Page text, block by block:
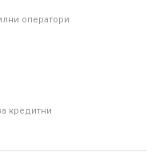
оператори
кредитни